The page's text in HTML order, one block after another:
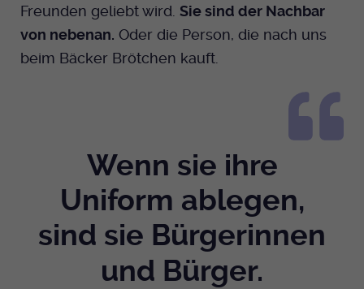
Freunden geliebt wird. Sie sind der Nachbar
von nebenan. Oder die Person, die nach uns
beim Bäcker Brötchen kauft.
Wenn sie ihre
Uniform ablegen,
sind sie Bürgerinnen
und Bürger.